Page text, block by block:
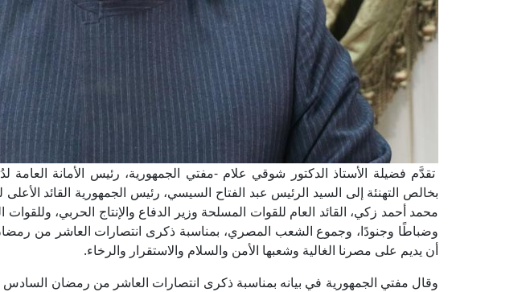
تقدَّم فضيلة الأستاذ الدكتور شوقي علام -مفتي الجمهورية، رئيس الأمانة العامة
بخالص التهنئة إلى السيد الرئيس عبد الفتاح السيسي، رئيس الجمهورية القائد
محمد أحمد زكي، القائد العام للقوات المسلحة وزير الدفاع والإنتاج الحربي،
وضباطًا وجنودًا، وجموع الشعب المصري، بمناسبة ذكرى انتصارات العاشر من
أن يديم على مصرنا الغالية وشعبها الأمن والسلام والاستقرار والرخاء.